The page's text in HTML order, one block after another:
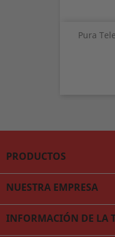
Pura
PRODUCTOS
NUESTRA EMPRESA
INFORMACIÓN DE LA